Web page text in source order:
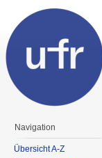
Navigation
Übersicht A-Z